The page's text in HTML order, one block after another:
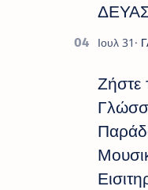
Ζήστε